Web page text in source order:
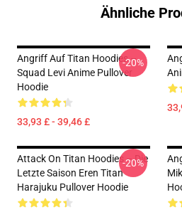
Ähnliche
Angriff Auf Titan Hoodies –
Squad Levi Anime Pullover
Hoodie
33,93 £ - 39,46 £
-20%
Attack On Titan Hoodies – Die
Letzte Saison Eren Titan
Harajuku Pullover Hoodie
-20%